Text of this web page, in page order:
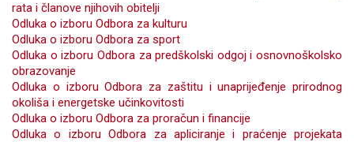
rata i članove njihovih obitelji
Odluka o izboru Odbora za kulturu
Odluka o izboru Odbora za sport
Odluka o izboru Odbora za predškolski odgoj i osnovnoškolsko
obrazovanje
Odluka o izboru Odbora za zaštitu i unaprijeđenje prirodnog
okoliša i energetske učinkovitosti
Odluka o izboru Odbora za proračun i financije
Odluka o izboru Odbora za apliciranje i praćenje projekata